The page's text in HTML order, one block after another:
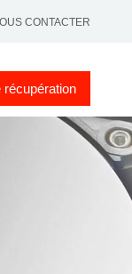
CONTACTER